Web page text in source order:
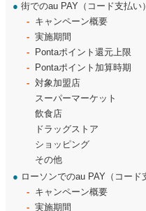
● 街でのau PAY（コード支払い
キャンペーン概要
実施期間
Pontaポイント還元上限
Pontaポイント加算時期
対象加盟店
スーパーマーケット
飲食店
ドラッグストア
ショッピング
その他
● ローソンでのau PAY（コー
キャンペーン概要
実施期間